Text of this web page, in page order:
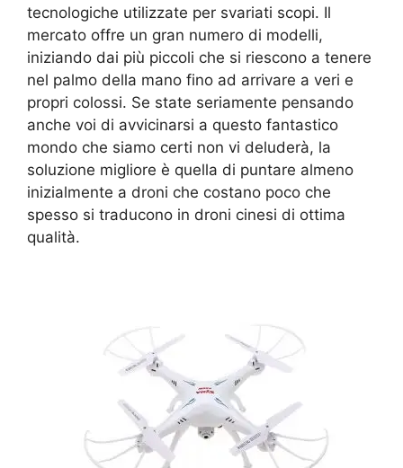
tecnologiche utilizzate per svariati scopi. Il
mercato offre un gran numero di modelli,
iniziando dai più piccoli che si riescono a tenere
nel palmo della mano fino ad arrivare a veri e
propri colossi. Se state seriamente pensando
anche voi di avvicinarsi a questo fantastico
mondo che siamo certi non vi deluderà, la
soluzione migliore è quella di puntare almeno
inizialmente a droni che costano poco che
spesso si traducono in droni cinesi di ottima
qualità.